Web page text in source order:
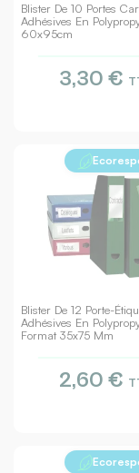
Blister De 10 Portes
Adhésives En
60x95cm
3,30 €
Blister De 12 Porte-
Adhésives En
Format 35x75 Mm
2,60 €